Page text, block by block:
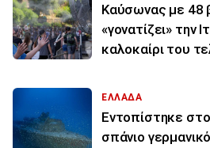
Καύσωνας με 48
«γονατίζει» την
καλοκαίρι του
ΕΛΛΑΔΑ
Εντοπίστηκε στο
σπάνιο